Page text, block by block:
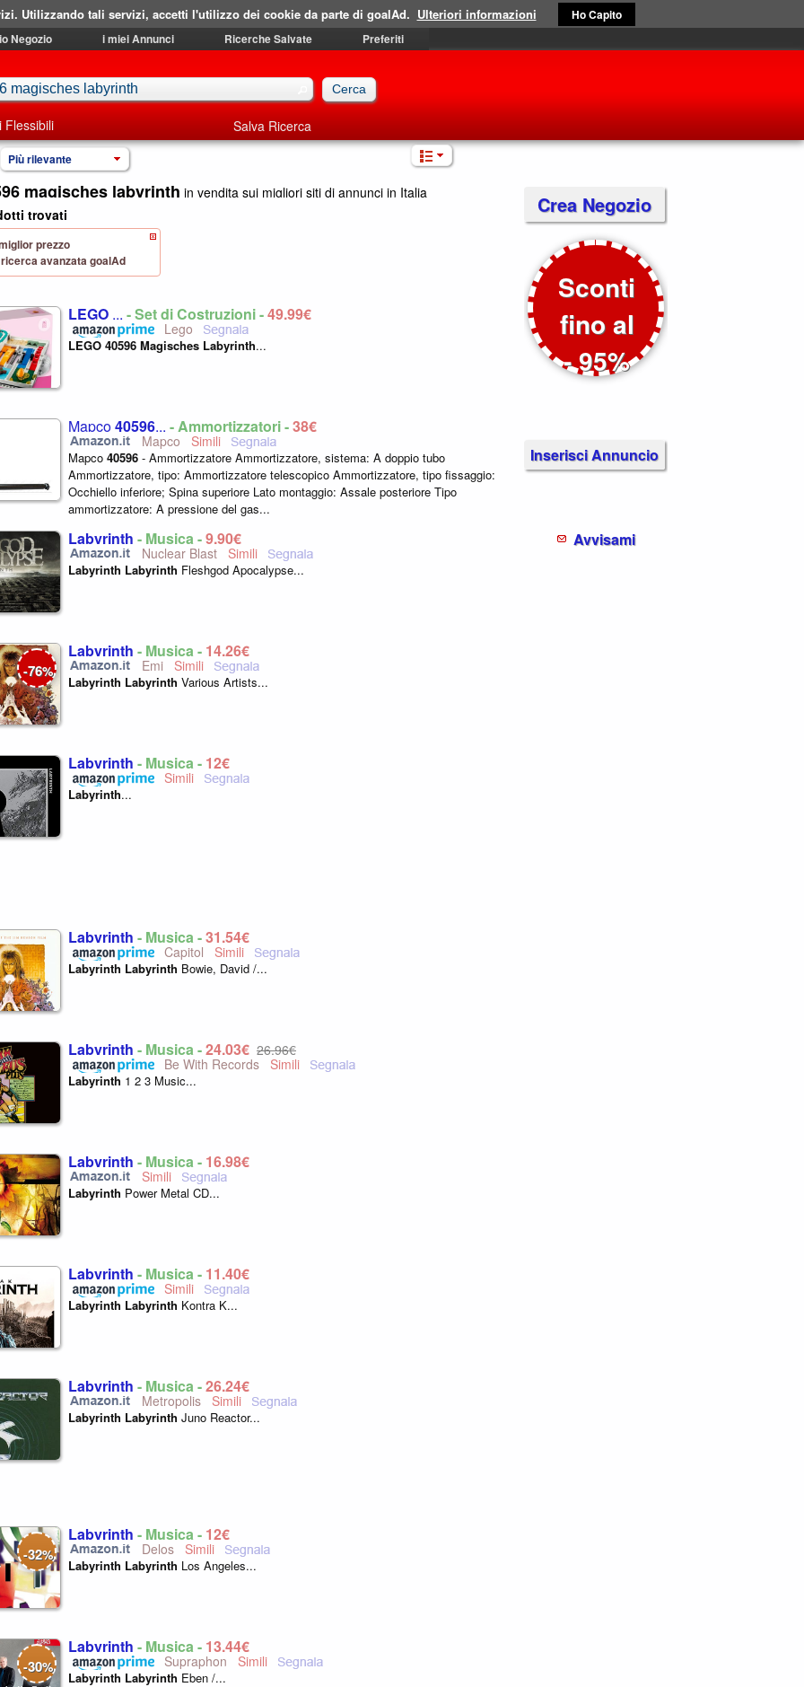
Negozio i miei Annunci Ricerche Salvate Preferiti
Flessibili Salva Ricerca
Più rilevante
magisches labyrinth in vendita sui migliori siti di annunci in Italia
prezzo
avanzata goalAd
trovati
LEGO ... - Set di Costruzioni -49,99€
Lego
LEGO 40596 Magisches Labyrinth...
Mapco40596... - Ammortizzatori -38€
Mapco
Mapco 40596 - Ammortizzatore Ammortizzatore, sistema: A doppio tubo
Ammortizzatore, tipo: Ammortizzatore telescopico Ammortizzatore, tipo fissaggio:
Occhiello inferiore; Spina superiore Lato montaggio: Assale posteriore Tipo
ammortizzatore: A pressione del gas...
Labyrinth - Musica -9,90€
Nuclear Blast
Labyrinth Labyrinth Fleshgod Apocalypse...
-76%
Labyrinth - Musica - 14,26€
Emi
Labyrinth Labyrinth Various Artists...
Labyrinth - Musica - 12€
Labyrinth...
Labyrinth - Musica -31,54€
Capitol
Labyrinth Labyrinth Bowie, David /...
Labyrinth - Musica -24,03€ 26,96€
Be With Records
Labyrinth 1 2 3 Music...
Labyrinth - Musica - 16,98€
Labyrinth Power Metal CD...
Labyrinth - Musica - 11,40€
Labyrinth Labyrinth Kontra K...
Labyrinth - Musica -26,24€
Metropolis
Labyrinth Labyrinth Juno Reactor...
-32%
Labyrinth - Musica - 12€
Delos
Labyrinth Labyrinth Los Angeles...
-30%
Labyrinth - Musica - 13,44€
Supraphon
Labyrinth Labyrinth Eben /...
Crea Negozio
Sconti
fino al
- 95%
Inserisci Annuncio
Avvisami
Utilizzando tali servizi, accetti l'utilizzo dei cookie da parte di goalAd. Ulteriori informazioni Ho Capito